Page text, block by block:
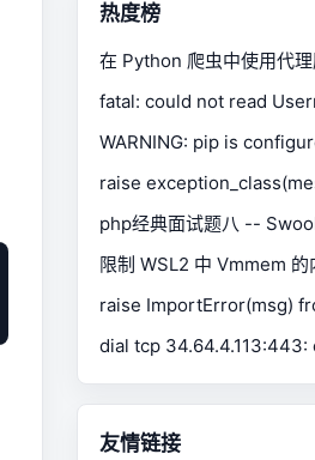
热度榜
在 Python 爬虫中使用代
php经典面试题八 --
限制 WSL2 中 Vmmem 的
友情链接